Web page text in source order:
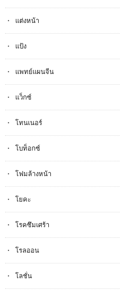
แต่งหน้า
แป้ง
แพทย์แผนจีน
แว็กซ์
โทนเนอร์
โบท็อกซ์
โฟมล้างหน้า
โยคะ
โรคซึมเศร้า
โรลออน
โลชั่น